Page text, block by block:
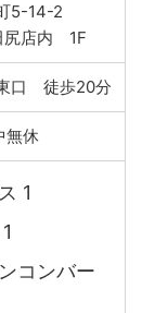
5-14-2
尻店内 1F
口 徒歩20分
無休
1
コンバー